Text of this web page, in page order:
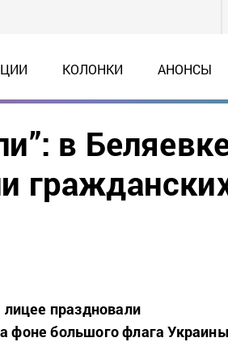
КОЛОНКИ АНОНСЫ
в
праздновали
фоне большого флага